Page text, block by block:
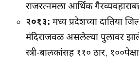
राजरत्नमला आर्थिक
२०१३: मध्य प्रदेशच्या दातिया
मंदिराजवळ असलेल्या पुलावर
स्त्री-बालकांसह ११० ठार,